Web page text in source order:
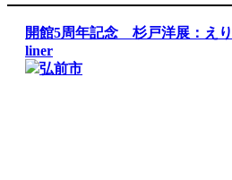
開館5周年記念 杉戸洋展：え
liner
弘前市